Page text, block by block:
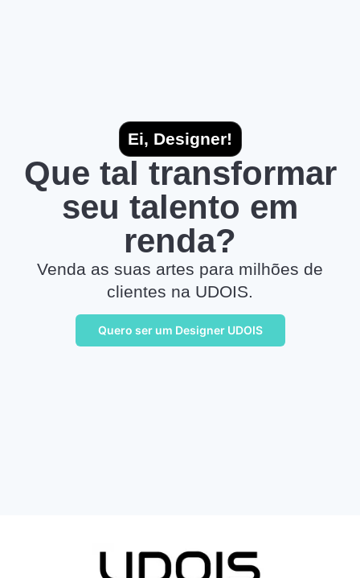
Ei, Designer!
Que tal transformar
seu talento em
renda?
Venda as suas artes para milhões de
clientes na UDOIS.
Quero ser um Designer UDOIS